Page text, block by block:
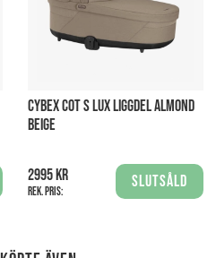
CYBEX COT S LUX LIGGDEL ALMOND
BEIGE
2995 kr
Rek. pris:
Slutsåld